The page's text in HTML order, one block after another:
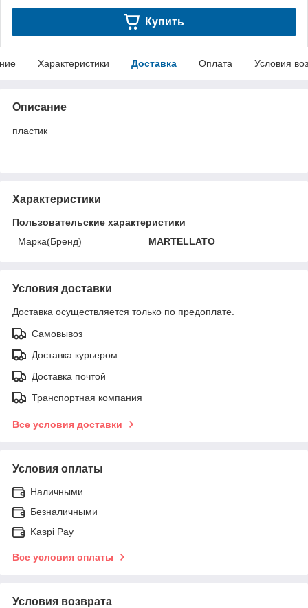
Купить
Характеристики Доставка Оплата Условия
Описание
пластик
Характеристики
Пользовательские характеристики
Марка(Бренд)
MARTELLATO
Условия доставки
Доставка осуществляется только по предоплате.
Самовывоз
Доставка курьером
Доставка почтой
Транспортная компания
Все условия доставки
Условия оплаты
Наличными
Безналичными
Kaspi Pay
Все условия оплаты
Условия возврата